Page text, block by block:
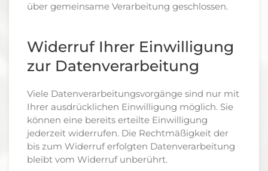
über gemeinsame Verarbeitung geschlossen.
Widerruf Ihrer Einwilligung
zur Datenverarbeitung
Viele Datenverarbeitungsvorgänge sind nur mit
Ihrer ausdrücklichen Einwilligung möglich. Sie
können eine bereits erteilte Einwilligung
jederzeit widerrufen. Die Rechtmäßigkeit der
bis zum Widerruf erfolgten Datenverarbeitung
bleibt vom Widerruf unberührt.